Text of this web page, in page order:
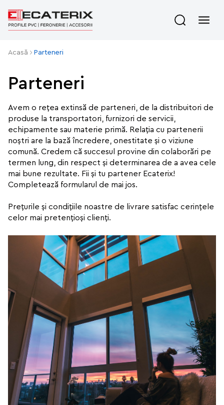
Acasă Parteneri
Parteneri
Avem o rețea extinsă de parteneri, de la distribuitori de
produse la transportatori, furnizori de servicii,
echipamente sau materie primă. Relația cu partenerii
noștri are la bază încredere, onestitate și o viziune
comună. Credem că succesul provine din colaborări pe
termen lung, din respect și determinarea de a avea cele
mai bune rezultate. Fii și tu partener Ecaterix!
Completează formularul de mai jos.
Prețurile și condițiile noastre de livrare satisfac cerințele
celor mai pretențioși clienți.